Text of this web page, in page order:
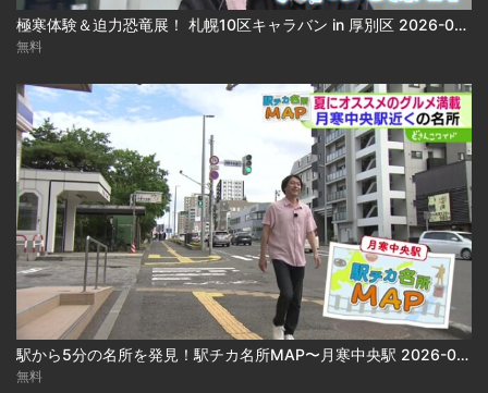
極寒体験＆迫力恐竜展！ 札幌10区キャラバン in 厚別区 2026-08-05
無料
駅から5分の名所を発見！駅チカ名所MAP〜月寒中央駅 2026-08-05
無料